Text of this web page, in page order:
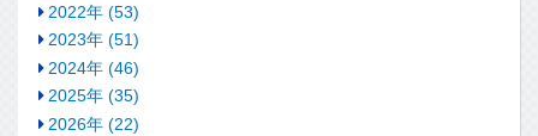
2022年 (53)
2023年 (51)
2024年 (46)
2025年 (35)
2026年 (22)